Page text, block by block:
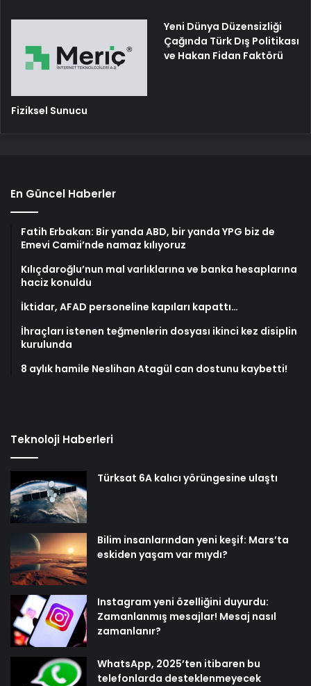
Fiziksel Sunucu
Yeni Dünya Düzensizliği
Çağında Türk Dış Politikası
ve Hakan Fidan Faktörü
En Güncel Haberler
Fatih Erbakan: Bir yanda ABD, bir yanda YPG biz de
Emevi Camii’nde namaz kılıyoruz
Kılıçdaroğlu’nun mal varlıklarına ve banka hesaplarına
haciz konuldu
İktidar, AFAD personeline kapıları kapattı…
İhraçları istenen teğmenlerin dosyası ikinci kez disiplin
kurulunda
8 aylık hamile Neslihan Atagül can dostunu kaybetti!
Teknoloji Haberleri
Türksat 6A kalıcı yörüngesine ulaştı
Bilim insanlarından yeni keşif: Mars’ta
eskiden yaşam var mıydı?
Instagram yeni özelliğini duyurdu:
Zamanlanmış mesajlar! Mesaj nasıl
zamanlanır?
WhatsApp, 2025’ten itibaren bu
telefonlarda desteklenmeyecek